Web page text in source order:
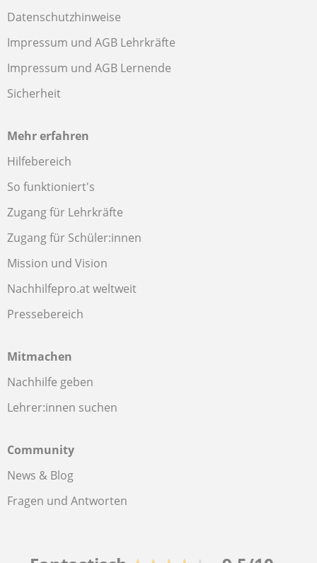
Datenschutzhinweise
Impressum und AGB Lehrkräfte
Impressum und AGB Lernende
Sicherheit
Mehr erfahren
Hilfebereich
So funktioniert's
Zugang für Lehrkräfte
Zugang für Schüler:innen
Mission und Vision
Nachhilfepro.at weltweit
Pressebereich
Mitmachen
Nachhilfe geben
Lehrer:innen suchen
Community
News & Blog
Fragen und Antworten